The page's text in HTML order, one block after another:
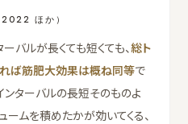
ほか）
バルが長くても短くても、総ト
れば筋肥大効果は概ね同等で
ンターバルの長短そのものよ
ームを積めたかが効いてくる、